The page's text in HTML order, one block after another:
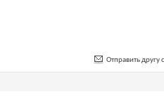
Отправить другу